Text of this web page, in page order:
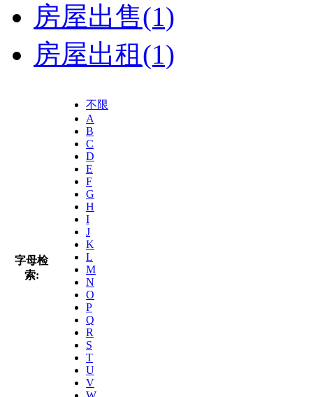
房屋出售(1)
房屋出租(1)
字母检
索:
不限
A
B
C
D
E
F
G
H
I
J
K
L
M
N
O
P
Q
R
S
T
U
V